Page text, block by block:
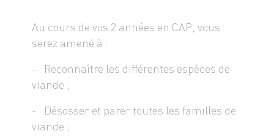
Au cours de vos 2 années en CAP, vous
serez amené à :
- Reconnaître les différentes espèces de
viande ;
- Désosser et parer toutes les familles de
viande ;